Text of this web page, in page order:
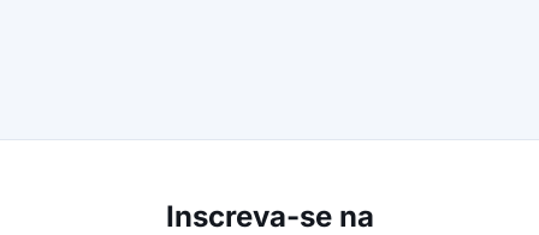
Inscreva-se na